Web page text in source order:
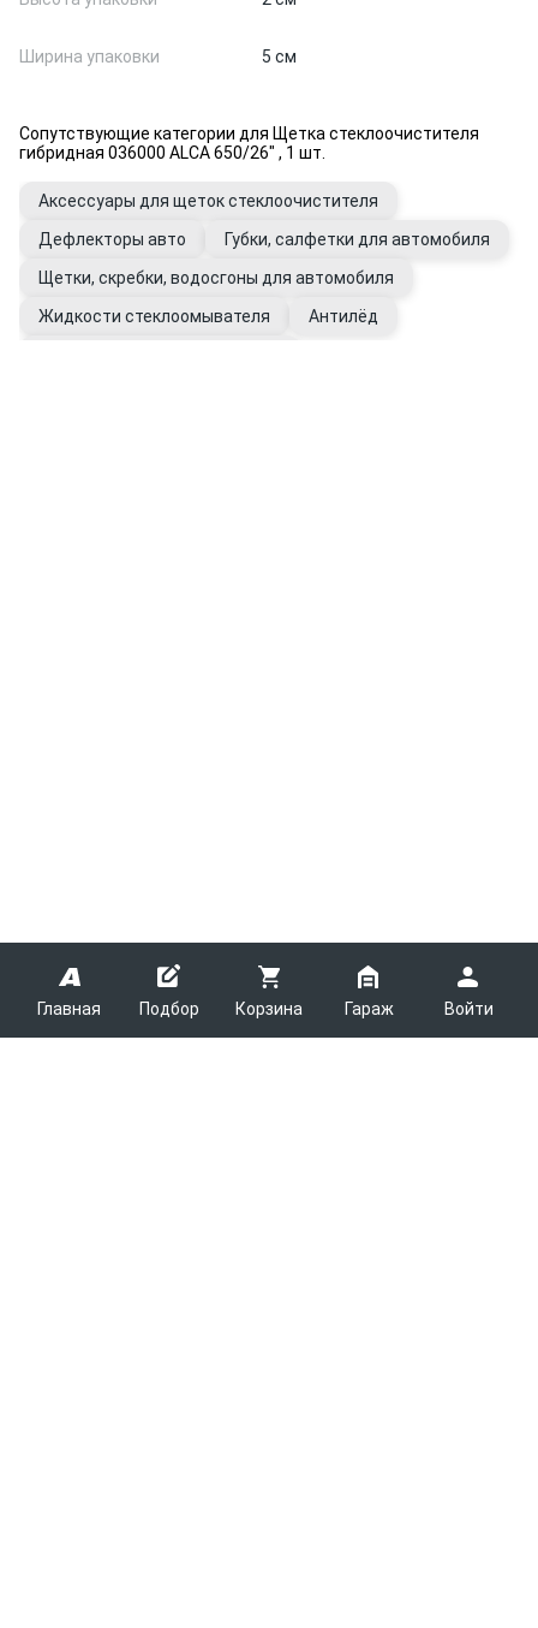
Главная Подбор Корзина Гараж Войти
Ширина упаковки 5 см
Сопутствующие категории для Щетка стеклоочистителя
гибридная 036000 ALCA 650/26" , 1 шт.
Аксессуары для щеток стеклоочистителя
Дефлекторы авто
Губки, салфетки для автомобиля
Щетки, скребки, водосгоны для автомобиля
Жидкости стеклоомывателя
Антилёд